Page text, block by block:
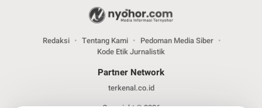
Redaksi Tentang Kami
Pedoman Media Siber
Kode Etik Jurnalistik
Partner Network
terkenal.co.id